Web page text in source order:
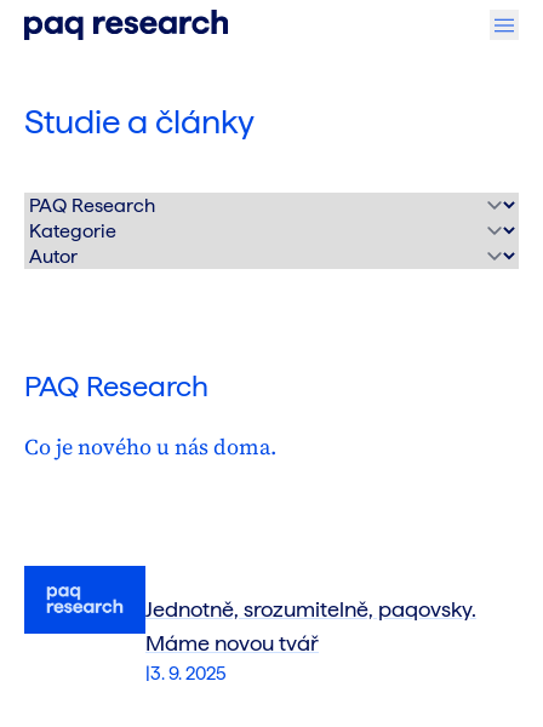
Studie a články
PAQ Research
Co je nového u nás doma.
|3. 9. 2025
Jednotně, srozumitelně, paqovsky.
Máme novou tvář